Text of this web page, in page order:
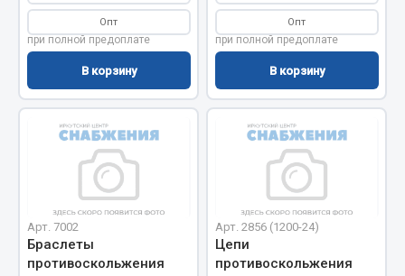
Тормозная система
Показать ещё
Весь раздел
Запчасти ЯМЗ
Двигатель
Система питания
Система выпуска газа
Система охлаждения
Опт
при полной предоплате
В корзину
Опт
при полной предоплате
В корзину
Арт. 7002
Браслеты
противоскольжения
Арт. 2856 (1200-24)
Цепи
противоскольжения